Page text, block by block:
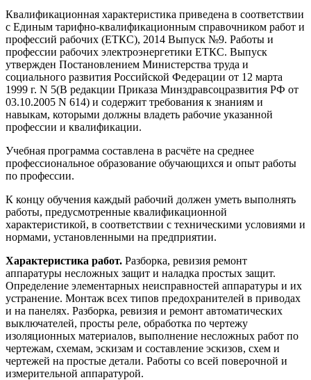
Квалификационная характеристика приведена в соответствии
с Единым тарифно-квалификационным справочником работ и
профессий рабочих (ЕТКС), 2014 Выпуск №9. Работы и
профессии рабочих электроэнергетики ЕТКС. Выпуск
утвержден Постановлением Министерства труда и
социального развития Российской Федерации от 12 марта
1999 г. N 5(В редакции Приказа Минздравсоцразвития РФ от
03.10.2005 N 614) и содержит требования к знаниям и
навыкам, которыми должны владеть рабочие указанной
профессии и квалификации.
Учебная программа составлена в расчёте на среднее
профессиональное образование обучающихся и опыт работы
по профессии.
К концу обучения каждый рабочий должен уметь выполнять
работы, предусмотренные квалификационной
характеристикой, в соответствии с техническими условиями и
нормами, установленными на предприятии.
Характеристика работ. Разборка, ревизия ремонт
аппаратуры несложных защит и наладка простых защит.
Определение элементарных неисправностей аппаратуры и их
устранение. Монтаж всех типов предохранителей в приводах
и на панелях. Разборка, ревизия и ремонт автоматических
выключателей, просты реле, обработка по чертежу
изоляционных материалов, выполнение несложных работ по
чертежам, схемам, эскизам и составление эскизов, схем и
чертежей на простые детали. Работы со всей поверочной и
измерительной аппаратурой.